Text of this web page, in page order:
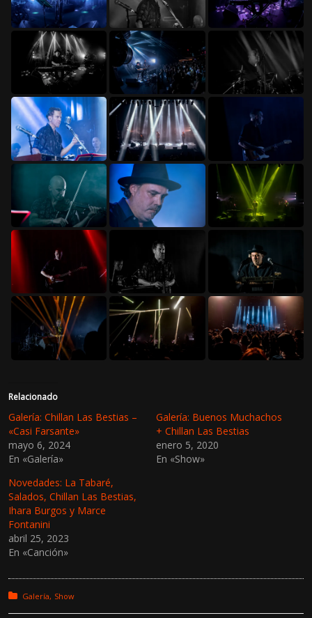
Relacionado
Galería: Chillan Las Bestias –
«Casi Farsante»
mayo 6, 2024
En «Galería»
Galería: Buenos Muchachos
+ Chillan Las Bestias
enero 5, 2020
En «Show»
Novedades: La Tabaré,
Salados, Chillan Las Bestias,
Ihara Burgos y Marce
Fontanini
abril 25, 2023
En «Canción»
Posted in:
Galería Show